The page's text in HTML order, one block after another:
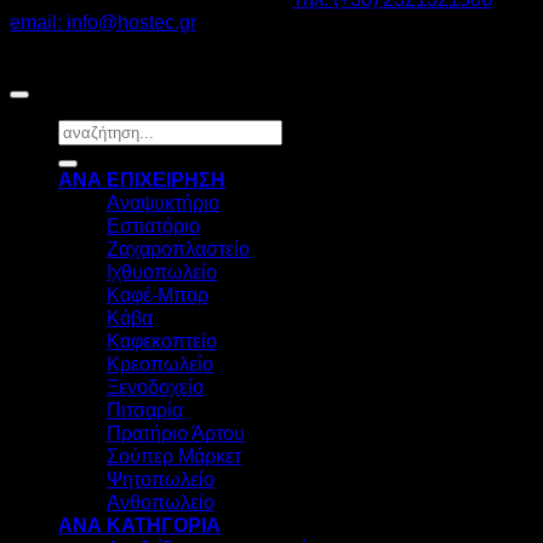
email: info@hostec.gr
Αναζήτηση
για:
ΑΝΑ ΕΠΙΧΕΙΡΗΣΗ
Αναψυκτήριο
Εστιατόριο
Ζαχαροπλαστείο
Ιχθυοπωλείο
Καφέ-Μπαρ
Κάβα
Καφεκοπτείο
Κρεοπωλείο
Ξενοδοχείο
Πιτσαρία
Πρατήριο Άρτου
Σούπερ Μάρκετ
Ψητοπωλείο
Ανθοπωλείο
ΑΝΑ ΚΑΤΗΓΟΡΙΑ